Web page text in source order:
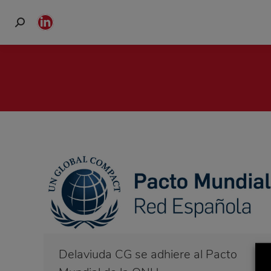
Buscar:
Linkedin
page
window
Delaviuda CG se adhiere al Pacto